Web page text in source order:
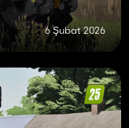
6 Şubat 2026